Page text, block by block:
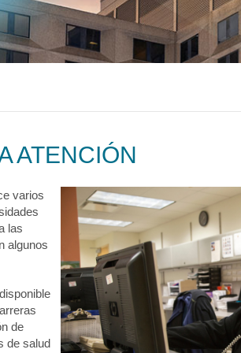
Pagar Factura Contáctenos
ATENCIÓN
varios
las
algunos
disponible
de
de salud